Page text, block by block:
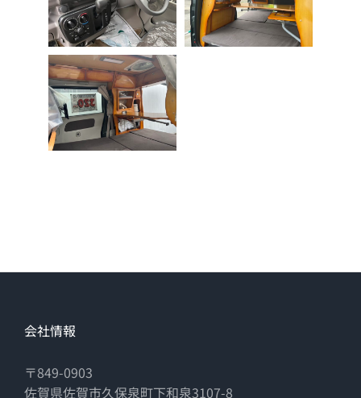
会社情報
〒849-0903
佐賀県佐賀市久保泉町下和泉3107-8